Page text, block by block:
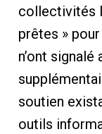
collectivités
prêtes »
n’ont
soutien
outils